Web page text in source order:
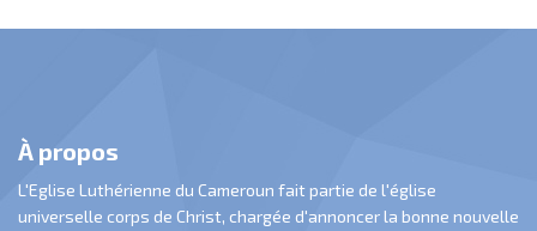
À propos
L'Eglise Luthérienne du Cameroun fait partie de l'église
universelle corps de Christ, chargée d'annoncer la bonne nouvelle